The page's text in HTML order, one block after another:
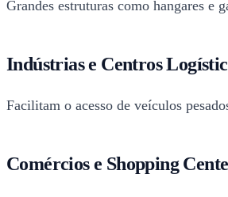
Grandes estruturas como hangares e
Indústrias e Centros
Facilitam o acesso de veículos
Comércios e Shopping